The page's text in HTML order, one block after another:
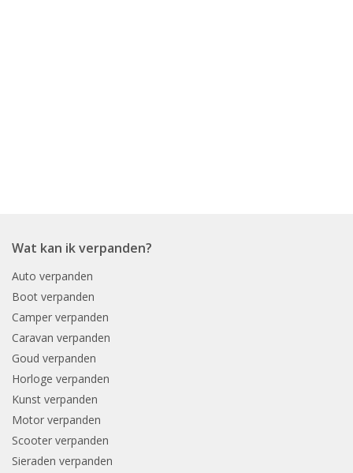
Wat kan ik verpanden?
Auto verpanden
Boot verpanden
Camper verpanden
Caravan verpanden
Goud verpanden
Horloge verpanden
Kunst verpanden
Motor verpanden
Scooter verpanden
Sieraden verpanden